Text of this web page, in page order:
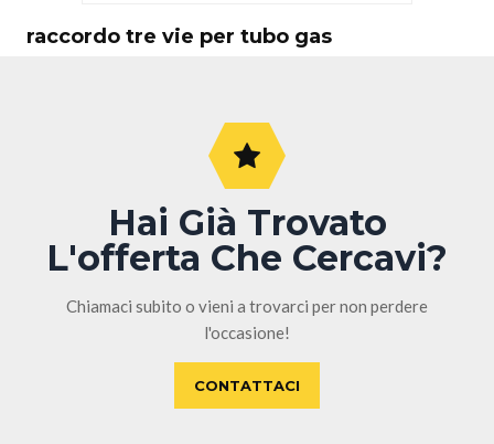
raccordo tre vie per tubo gas
Hai Già Trovato
L'offerta Che Cercavi?
Chiamaci subito o vieni a trovarci per non perdere
l'occasione!
CONTATTACI